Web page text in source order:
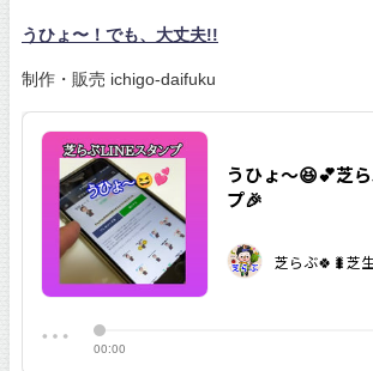
うひょ〜！でも、大丈夫!!
制作・販売 ichigo-daifuku